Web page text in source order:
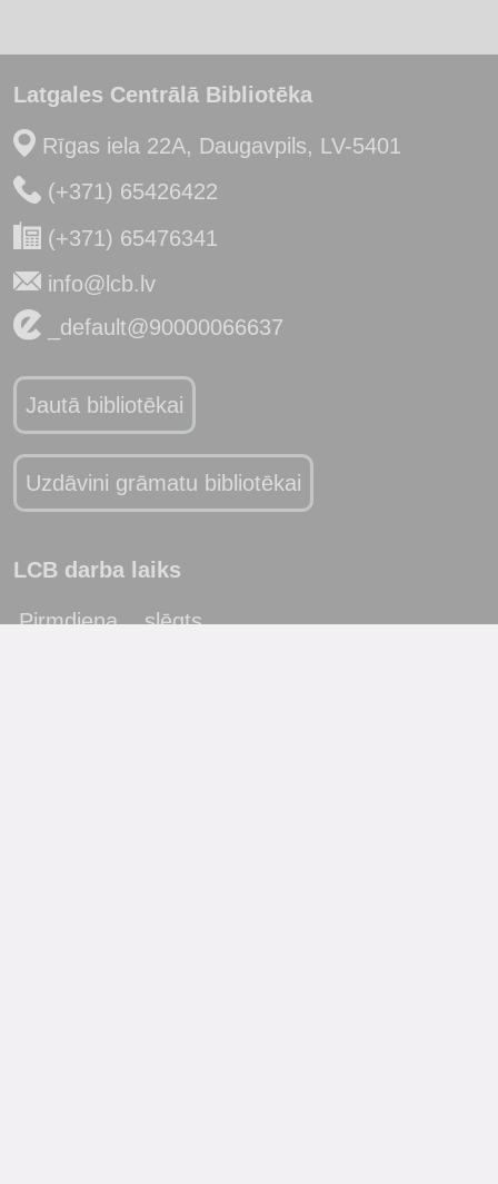
Latgales Centrālā Bibliotēka
Rīgas iela 22A, Daugavpils, LV-5401
(+371) 65426422
(+371) 65476341
info@lcb.lv
_default@90000066637
Jautā bibliotēkai
Uzdāvini grāmatu bibliotēkai
LCB darba laiks
Pirmdiena
slēgts